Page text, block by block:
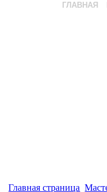
ГЛАВНАЯ
Главная страница